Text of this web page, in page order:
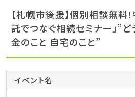
【札幌市後援】個別相談無料
託でつなぐ相続セミナー」”
金のこと 自宅のこと”
イベント名